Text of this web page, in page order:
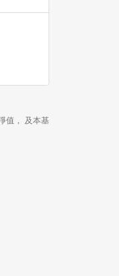
值， 及本基